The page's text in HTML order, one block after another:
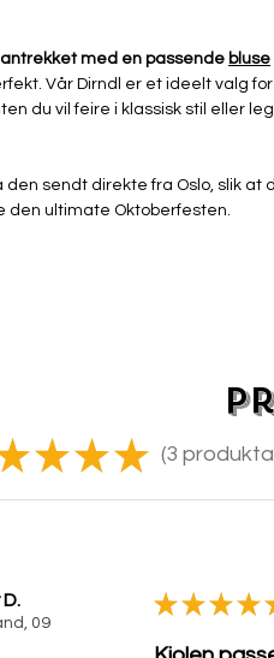
antrekket med en passende bluse
Vår Dirndl er et ideelt valg
du vil feire i klassisk stil eller
den sendt direkte fra Oslo, slik at
den ultimate Oktoberfesten.
★ ★ ★ 3
3
09
★ ★ ★ ★